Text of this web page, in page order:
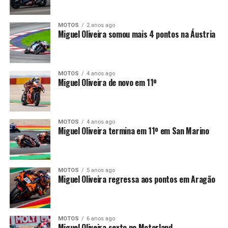
MOTOS 2 anos ago
Miguel Oliveira somou mais 4 pontos na Áustria
MOTOS 4 anos ago
Miguel Oliveira de novo em 11º
MOTOS 4 anos ago
Miguel Oliveira termina em 11º em San Marino
MOTOS 5 anos ago
Miguel Oliveira regressa aos pontos em Aragão
MOTOS 6 anos ago